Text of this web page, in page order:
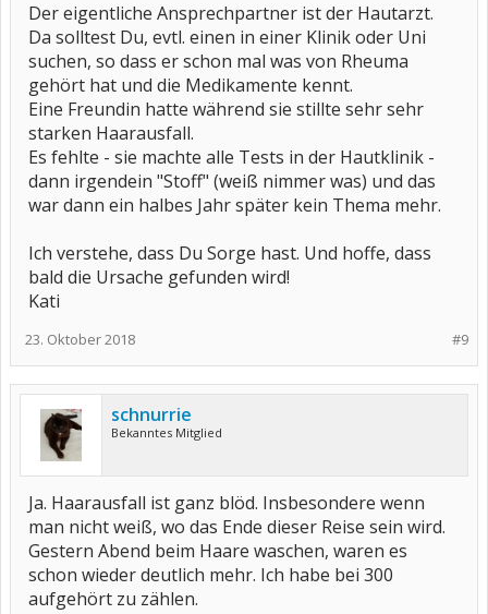
Der eigentliche Ansprechpartner ist der Hautarzt.
Da solltest Du, evtl. einen in einer Klinik oder Uni
suchen, so dass er schon mal was von Rheuma
gehört hat und die Medikamente kennt.
Eine Freundin hatte während sie stillte sehr sehr
starken Haarausfall.
Es fehlte - sie machte alle Tests in der Hautklinik -
dann irgendein "Stoff" (weiß nimmer was) und das
war dann ein halbes Jahr später kein Thema mehr.
Ich verstehe, dass Du Sorge hast. Und hoffe, dass
bald die Ursache gefunden wird!
Kati
#9
23. Oktober 2018
schnurrie
Bekanntes Mitglied
Ja. Haarausfall ist ganz blöd. Insbesondere wenn
man nicht weiß, wo das Ende dieser Reise sein wird.
Gestern Abend beim Haare waschen, waren es
schon wieder deutlich mehr. Ich habe bei 300
aufgehört zu zählen.